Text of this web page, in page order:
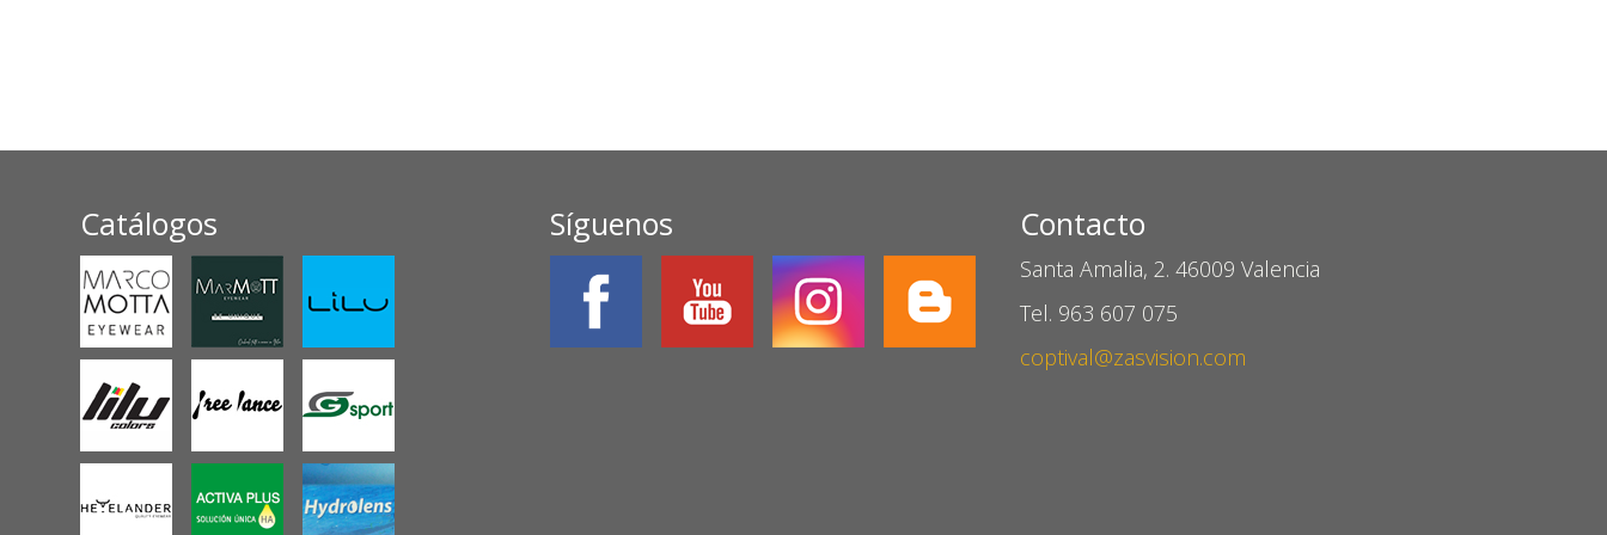
Catálogos Síguenos Contacto
Santa Amalia, 2. 46009 Valencia
Tel. 963 607 075
coptival@zasvision.com